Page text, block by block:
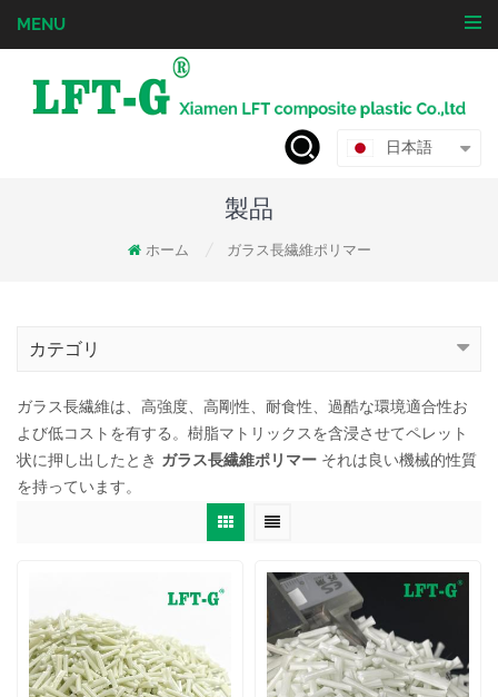
MENU
日本語
製品
ホーム ガラス長繊維ポリマー
カテゴリ
ガラス長繊維は、高強度、高剛性、耐食性、過酷な環境適合性お
よび低コストを有する。樹脂マトリックスを含浸させてペレット
状に押し出したとき ガラス長繊維ポリマー それは良い機械的性質
を持っています。